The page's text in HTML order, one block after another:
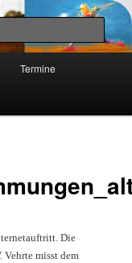
Termine
Die
Vehrte misst dem